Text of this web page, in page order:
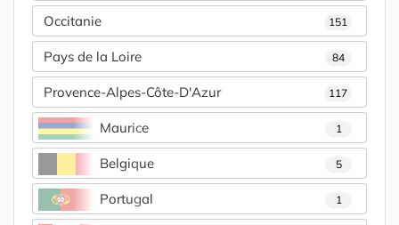
Occitanie 151
Pays de la Loire 84
Provence-Alpes-Côte-D'Azur 117
Maurice 1
Belgique 5
Portugal 1